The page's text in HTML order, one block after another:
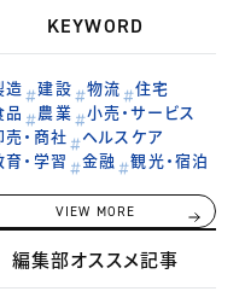
KEYWORD
造 建設 物流
住宅
品
農業
小売・サービス
売・商社
ヘルスケア
育・学習
金融 観光・宿泊
VIEW MORE
編集部オススメ記事